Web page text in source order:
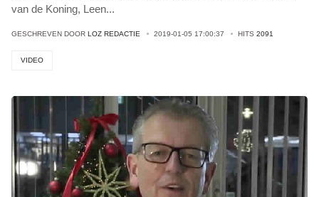
van de Koning, Leen...
GESCHREVEN DOOR LOZ REDACTIE 2019-01-05 17:00:37 HITS 2091
VIDEO